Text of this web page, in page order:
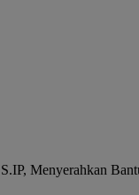
Menyerahkan